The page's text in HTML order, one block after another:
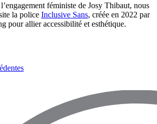
féministe de Josy Thibaut, nous
la police Inclusive Sans, créée en 2022 par
pour allier accessibilité et esthétique.